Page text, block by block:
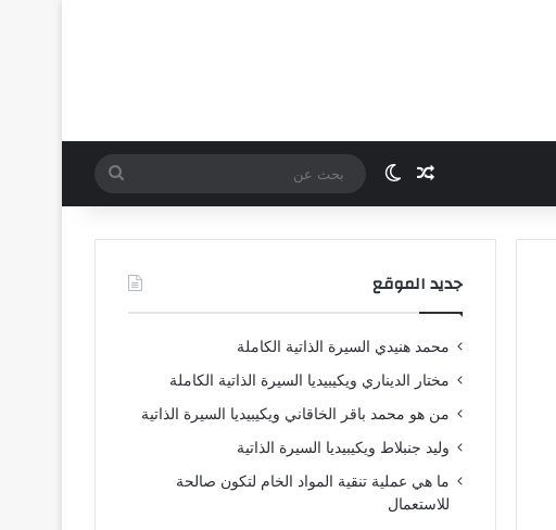
مقال عشوائي
الوضع المظلم
بحث
عن
جديد الموقع
محمد هنيدي السيرة الذاتية الكاملة
مختار الديناري ويكيبيديا السيرة الذاتية الكاملة
من هو محمد باقر الخاقاني ويكيبيديا السيرة الذاتية
وليد جنبلاط ويكيبيديا السيرة الذاتية
ما هي عملية تنقية المواد الخام لتكون صالحة
للاستعمال